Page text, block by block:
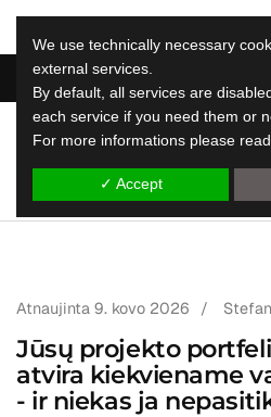
"LeapLytics"
"Leap Reporting"
Atnaujinta 9. kovo 2026 / Stefan
Jūsų projekto
atvira kiekviename
- ir niekas ja
We use technically necessary
external services.
By default, all services are
each service if you need them or
For more informations please
✓ Accept